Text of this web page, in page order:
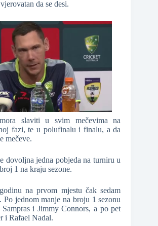
da se desi.
slaviti u svim mečevima na
fazi, te u polufinalu i finalu, a da
mečeve.
dovoljna jedna pobjeda na turniru u
1 na kraju sezone.
na prvom mjestu čak sedam
Po jednom manje na broju 1 sezonu
Sampras i Jimmy Connors, a po pet
i Rafael Nadal.